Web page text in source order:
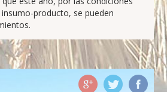
producto, se pueden